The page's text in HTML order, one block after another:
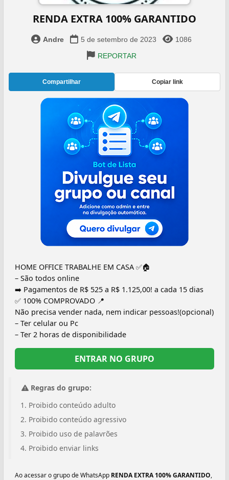
RENDA EXTRA 100% GARANTIDO
Andre 5 de setembro de 2023
1086
REPORTAR
Compartilhar Copiar link
HOME OFFICE TRABALHE EM CASA ✅🏠
– São todos online
➡️ Pagamentos de R$ 525 a R$ 1.125,00! a cada 15 dias
✅ 100% COMPROVADO 📍
Não precisa vender nada, nem indicar pessoas!(opcional)
– Ter celular ou Pc
– Ter 2 horas de disponibilidade
ENTRAR NO GRUPO
Regras do grupo:
Proibido conteúdo adulto
Proibido conteúdo agressivo
Proibido uso de palavrões
Proibido enviar links
Ao acessar o grupo de WhatsApp RENDA EXTRA 100% GARANTIDO,